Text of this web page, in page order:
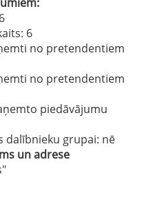
: 6
no pretendentiem
no pretendentiem
piedāvājumu
dalībnieku grupai: nē
un adrese